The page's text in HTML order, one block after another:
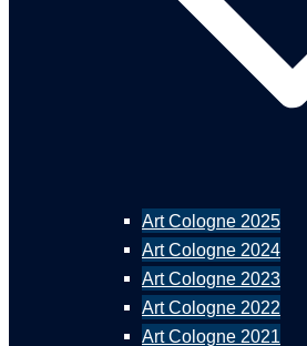
Art Cologne 2025
Art Cologne 2024
Art Cologne 2023
Art Cologne 2022
Art Cologne 2021